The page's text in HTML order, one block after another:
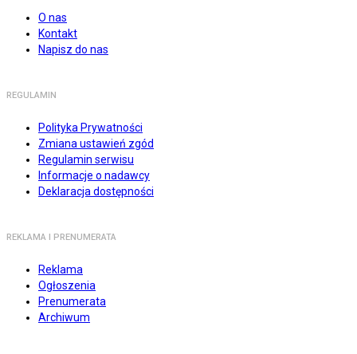
O nas
Kontakt
Napisz do nas
REGULAMIN
Polityka Prywatności
Zmiana ustawień zgód
Regulamin serwisu
Informacje o nadawcy
Deklaracja dostępności
REKLAMA I PRENUMERATA
Reklama
Ogłoszenia
Prenumerata
Archiwum